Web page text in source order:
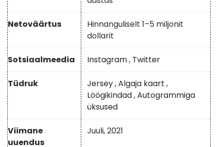
Netoväärtus
Hinnanguliselt 1–5 miljonit
dollarit
Sotsiaalmeedia Instagram, Twitter
Tüdruk Jersey,Algaja kaart ,
Löögikindad,Autogrammiga
üksused
Viimane
uuendus
Juuli, 2021